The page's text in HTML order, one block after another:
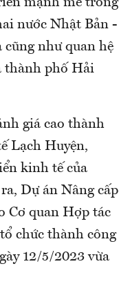
mạnh mẽ trong
nước Nhật Bản -
như quan hệ
thành phố Hải
giá cao thành
Lạch Huyện,
kinh tế của
Dự án Nâng cấp
Cơ quan Hợp tác
chức thành công
12/5/2023 vừa